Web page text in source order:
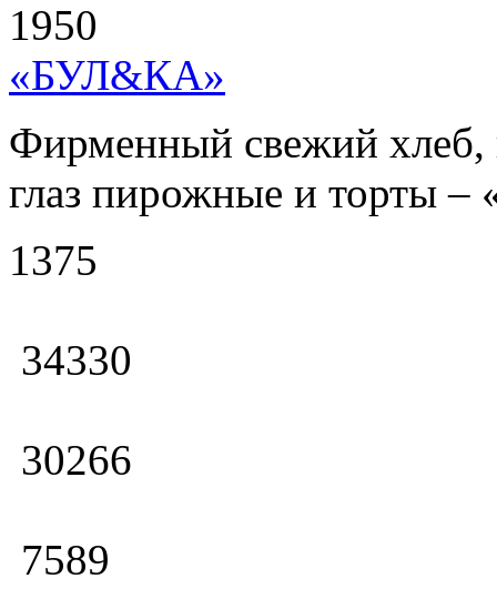
1950
«БУЛ&КА»
Фирменный свежий хлеб,
глаз пирожные и торты
1375
34330
30266
7589